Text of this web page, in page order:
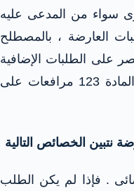
سواء من المدعى عليه
العارضة ، بالمصطلح
على الطلبات الإضافية
والمقابلة وقد أوردها المشرع فى المادة 123 مرافعات على
نتبين الخصائص التالية
. فإذا لم يكن الطلب